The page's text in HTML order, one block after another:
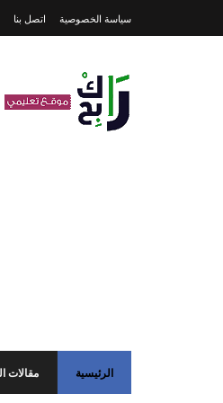
سياسة الخصوصية اتصل بنا
الرئيسية مقالات